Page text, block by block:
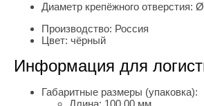
Диаметр крепёжного отверстия: Ø
Производство: Россия
Цвет: чёрный
Информация для
Габаритные размеры (упаковка):